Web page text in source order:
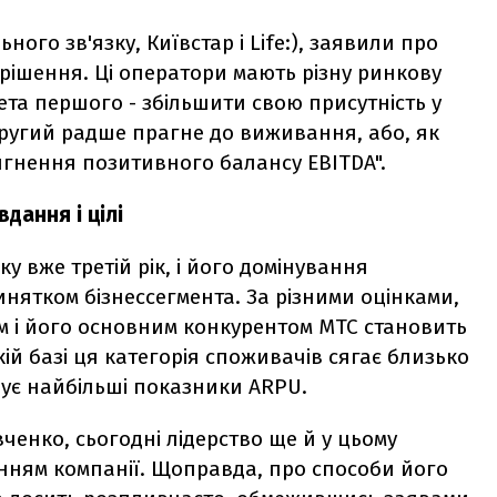
зв'язку, Київстар і Life:), заявили про
Ці оператори мають різну ринкову
першого - збільшити свою присутність у
радше прагне до виживання, або, як
позитивного балансу EBITDA".
і цілі
вже третій рік, і його домінування
бізнессегмента. За різними оцінками,
і його основним конкурентом МТС становить
базі ця категорія споживачів сягає близько
найбільші показники ARPU.
сьогодні лідерство ще й у цьому
компанії. Щоправда, про способи його